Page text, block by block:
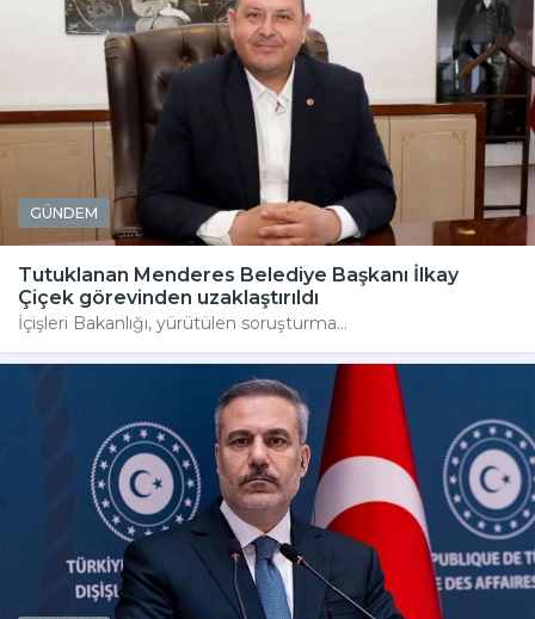
GÜNDEM
Tutuklanan Menderes Belediye Başkanı İlkay
Çiçek görevinden uzaklaştırıldı
İçişleri Bakanlığı, yürütülen soruşturma...